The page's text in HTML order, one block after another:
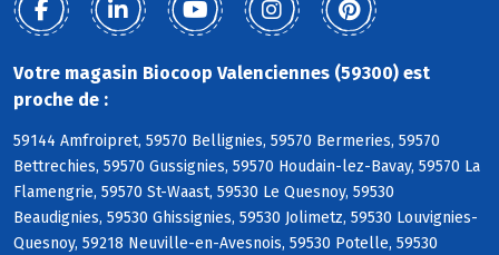
Votre magasin Biocoop Valenciennes (59300) est
proche de :
59144 Amfroipret, 59570 Bellignies, 59570 Bermeries, 59570
Bettrechies, 59570 Gussignies, 59570 Houdain-lez-Bavay, 59570 La
Flamengrie, 59570 St-Waast, 59530 Le Quesnoy, 59530
Beaudignies, 59530 Ghissignies, 59530 Jolimetz, 59530 Louvignies-
Quesnoy, 59218 Neuville-en-Avesnois, 59530 Potelle, 59530